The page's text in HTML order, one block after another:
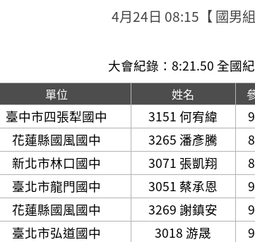
4月24日 08:15【 國男
大會紀錄：8:21.50 全國
單位 姓名
臺中市四張犁國中 3151 何宥緯
花蓮縣國風國中 3265 潘彥騰
新北市林口國中 3071 張凱翔
臺北市龍門國中 3051 蔡承恩
花蓮縣國風國中 3269 謝鎮安
臺北市弘道國中 3018 游晟